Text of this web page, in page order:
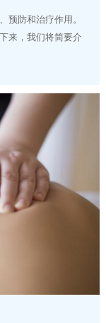
预防和治疗作用。
来，我们将简要介